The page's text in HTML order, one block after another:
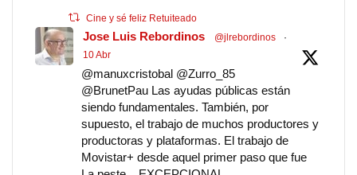
Cine y sé feliz Retuiteado
Jose Luis Rebordinos @jlrebordinos
·
10 Abr
@manuxcristobal @Zurro_85
@BrunetPau Las ayudas públicas están
siendo fundamentales. También, por
supuesto, el trabajo de muchos productores y
productoras y plataformas. El trabajo de
Movistar+ desde aquel primer paso que fue